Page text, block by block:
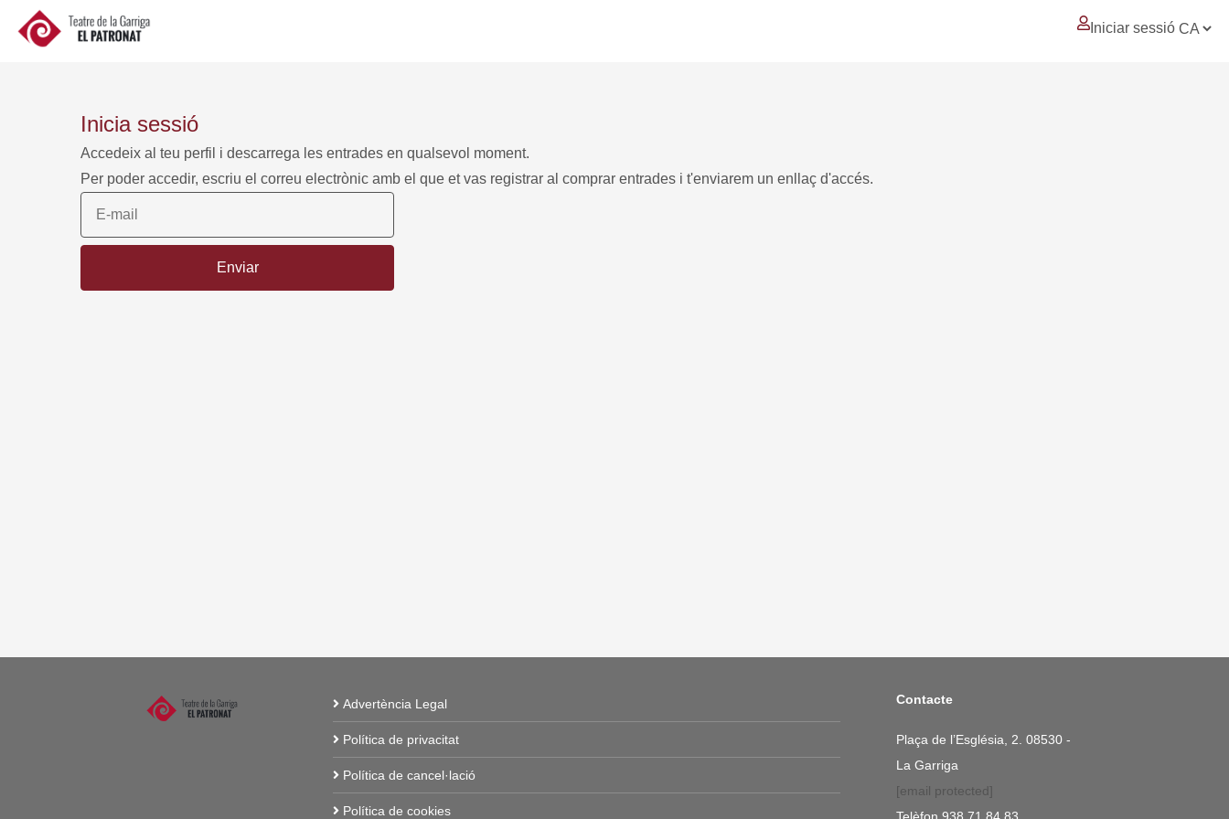
Iniciar sessió
inicia sessió
Accedeix al teu perfil i descarrega les entrades en qualsevol moment.
Per poder accedir, escriu el correu electrònic amb el que et vas registrar al comprar entrades i t'enviarem un enllaç d'accés.
Advertència Legal
Política de privacitat
Política de cancel·lació
Política de cookies
Contacte
Plaça de l’Església, 2. 08530 -
La Garriga
[email protected]